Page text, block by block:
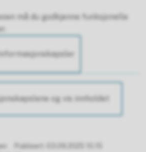
må du godkjenne funksjonelle
og vis innholdet
Publisert